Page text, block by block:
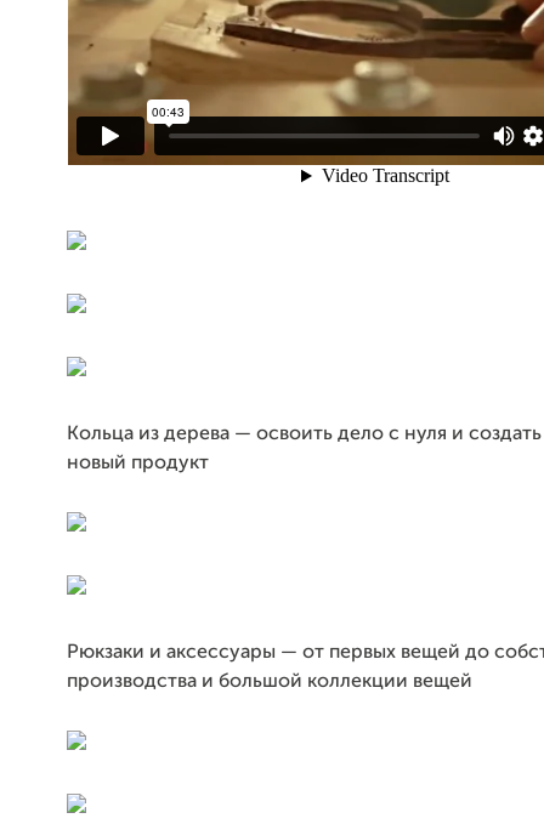
Кольца из дерева — освоить дело с нуля и
новый продукт
Рюкзаки и аксессуары — от первых вещей до
производства и большой коллекции вещей